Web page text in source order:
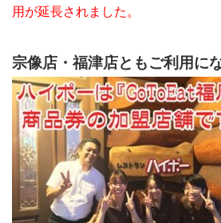
用が延長されました。
宗像店・福津店ともご利用に